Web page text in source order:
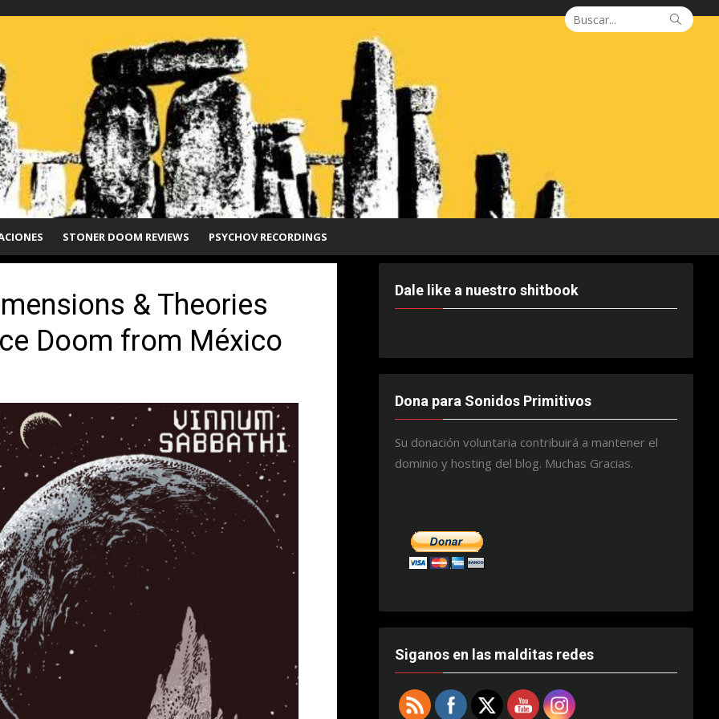
Buscar:
STONER DOOM REVIEWS PSYCHOV RECORDINGS
& Theories
Doom from México
Dale like a nuestro shitbook
Dona para Sonidos Primitivos
Su donación voluntaria contribuirá a mantener el
dominio y hosting del blog. Muchas Gracias.
Siganos en las malditas redes